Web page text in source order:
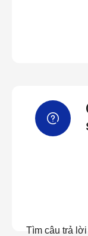
Tìm câu trả